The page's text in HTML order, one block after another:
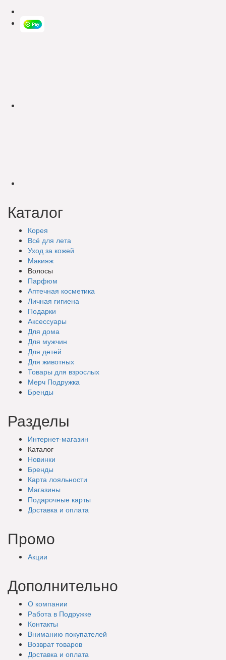
Каталог
Корея
Всё для лета
Уход за кожей
Макияж
Волосы
Парфюм
Аптечная косметика
Личная гигиена
Подарки
Аксессуары
Для дома
Для мужчин
Для детей
Для животных
Товары для взрослых
Мерч Подружка
Бренды
Разделы
Интернет-магазин
Каталог
Новинки
Бренды
Карта лояльности
Магазины
Подарочные карты
Доставка и оплата
Промо
Акции
Дополнительно
О компании
Работа в Подружке
Контакты
Вниманию покупателей
Возврат товаров
Доставка и оплата